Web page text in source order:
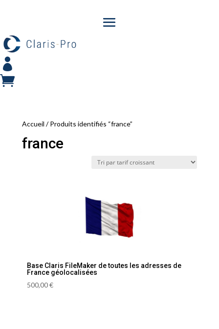


Accueil / Produits identifiés “france”
france
Base Claris FileMaker de toutes les adresses de
France géolocalisées
500,00€